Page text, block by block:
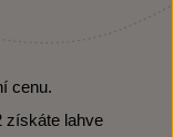
cenu.
získáte lahve